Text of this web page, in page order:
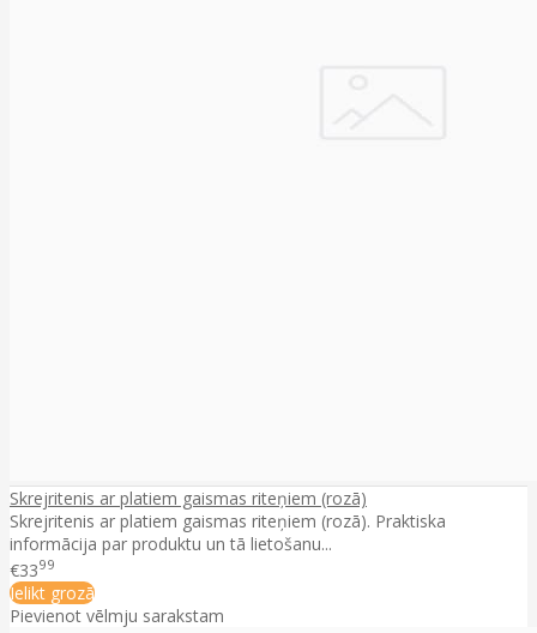
Skrejritenis ar platiem gaismas riteņiem (rozā)
Skrejritenis ar platiem gaismas riteņiem (rozā). Praktiska
informācija par produktu un tā lietošanu...
€3399
Ielikt grozā
Pievienot vēlmju sarakstam